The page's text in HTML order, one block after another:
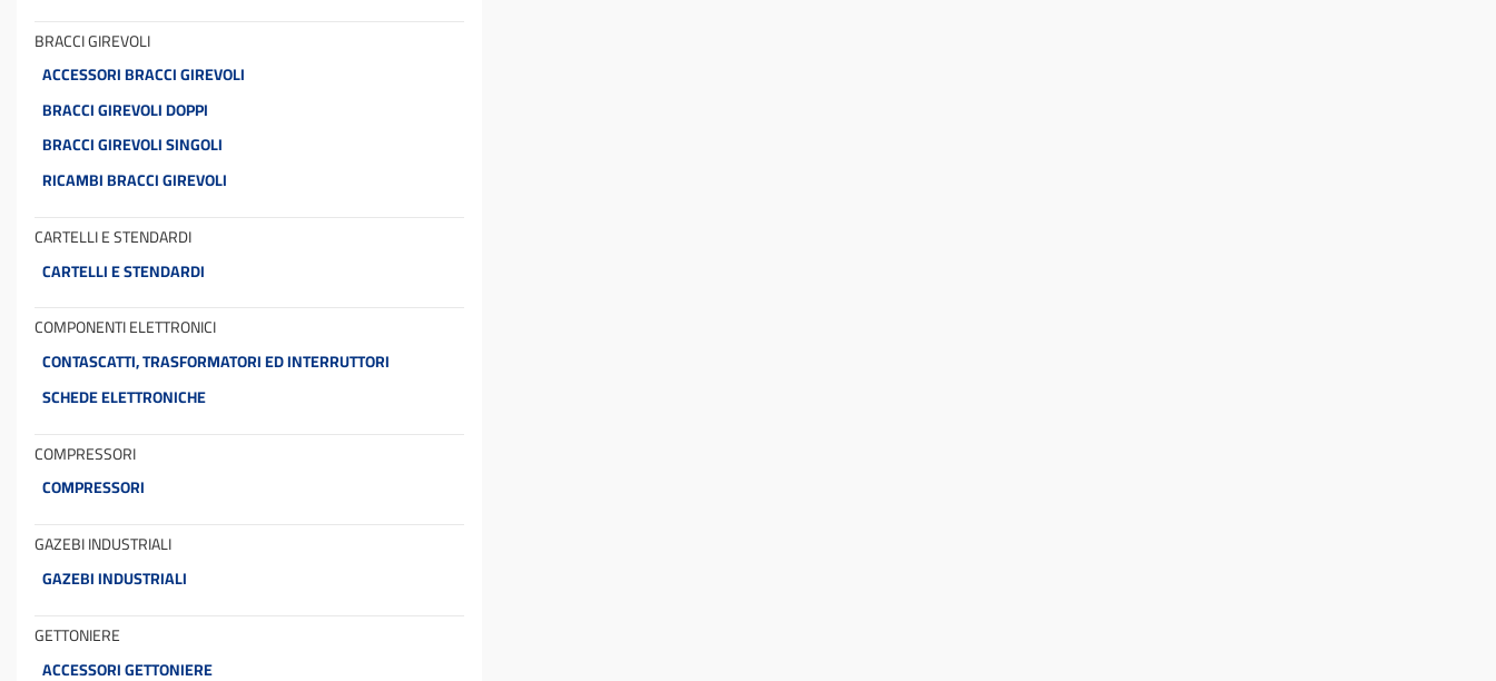
BRACCI GIREVOLI
ACCESSORI BRACCI GIREVOLI
BRACCI GIREVOLI DOPPI
BRACCI GIREVOLI SINGOLI
RICAMBI BRACCI GIREVOLI
CARTELLI E STENDARDI
CARTELLI E STENDARDI
COMPONENTI ELETTRONICI
CONTASCATTI, TRASFORMATORI ED INTERRUTTORI
SCHEDE ELETTRONICHE
COMPRESSORI
COMPRESSORI
GAZEBI INDUSTRIALI
GAZEBI INDUSTRIALI
GETTONIERE
ACCESSORI GETTONIERE